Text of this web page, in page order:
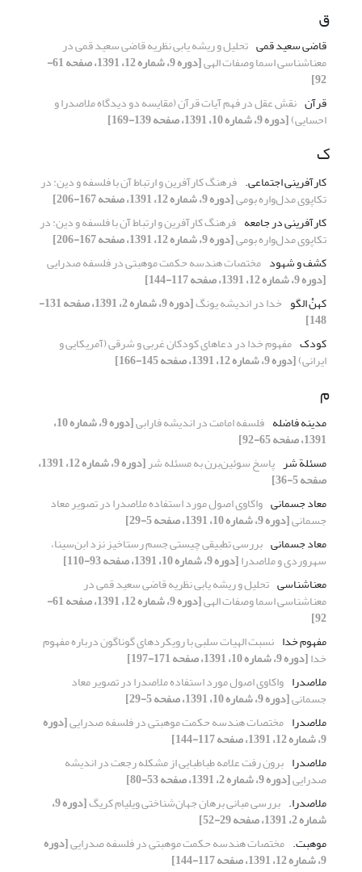
ق
قاضی سعید قمی تحلیل و ریشه یابی نظریه قاضی سعید قمی در
معناشناسی اسما وصفات الهی [دوره 9، شماره 12، 1391، صفحه 61-
92]
قرآن نقش عقل در فهم آیات قرآن (مقایسه دو دیدگاه ملاصدرا و
احسایی)[دوره 9، شماره 10، 1391، صفحه 139-169]
ک
کارآفرینی اجتماعی. فرهنگ کارآفرین و ارتباط آن با فلسفه و دین: در
تکاپوی مدل‌واره بومی[دوره 9، شماره 12، 1391، صفحه 167-206]
کارآفرینی در جامعه فرهنگ کارآفرین و ارتباط آن با فلسفه و دین: در
تکاپوی مدل‌واره بومی[دوره 9، شماره 12، 1391، صفحه 167-206]
کشف و شهود مختصات هندسه حکمت موهبتی در فلسفه صدرایی
[دوره 9، شماره 12، 1391، صفحه 117-144]
کهنْ الگو خدا در اندیشه یونگ [دوره 9، شماره 2، 1391، صفحه 131-
148]
کودک مفهوم خدا در دعاهای کودکان غربی و شرقی (آمریکایی و
ایرانی)[دوره 9، شماره 12، 1391، صفحه 145-166]
م
مدینه فاضله فلسفه امامت در اندیشه فارابی [دوره 9، شماره 10،
1391، صفحه 65-92]
مسئلة شر پاسخ سوئین‌برن به مسئله شر [دوره 9، شماره 12، 1391،
صفحه 5-36]
معاد جسمانی واکاوی اصول مورد استفاده ملاصدرا در تصویر معاد
جسمانی[دوره 9، شماره 10، 1391، صفحه 5-29]
معاد جسمانی بررسی تطبیقی چیستی جسم رستاخیز نزد ابن‌سینا،
سهروردی و ملاصدرا[دوره 9، شماره 10، 1391، صفحه 93-110]
معناشناسی تحلیل و ریشه یابی نظریه قاضی سعید قمی در
معناشناسی اسما وصفات الهی [دوره 9، شماره 12، 1391، صفحه 61-
92]
مفهوم خدا نسبت الهیات سلبی با رویکردهای گوناگون درباره مفهوم
خدا[دوره 9، شماره 10، 1391، صفحه 171-197]
ملاصدرا واکاوی اصول مورد استفاده ملاصدرا در تصویر معاد
جسمانی[دوره 9، شماره 10، 1391، صفحه 5-29]
ملاصدرا مختصات هندسه حکمت موهبتی در فلسفه صدرایی[دوره
9، شماره 12، 1391، صفحه 117-144]
ملاصدرا برون رفت علامه طباطبایی از مشکله رجعت در اندیشه
صدرایی[دوره 9، شماره 2، 1391، صفحه 53-80]
ملاصدرا. بررسی مبانی برهان جهان‌شناختی ویلیام کریگ [دوره 9،
شماره 2، 1391، صفحه 29-52]
موهبت. مختصات هندسه حکمت موهبتی در فلسفه صدرایی[دوره
9، شماره 12، 1391، صفحه 117-144]